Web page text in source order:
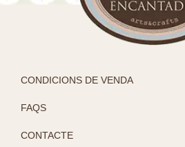
CONDICIONS DE VENDA
FAQS
CONTACTE